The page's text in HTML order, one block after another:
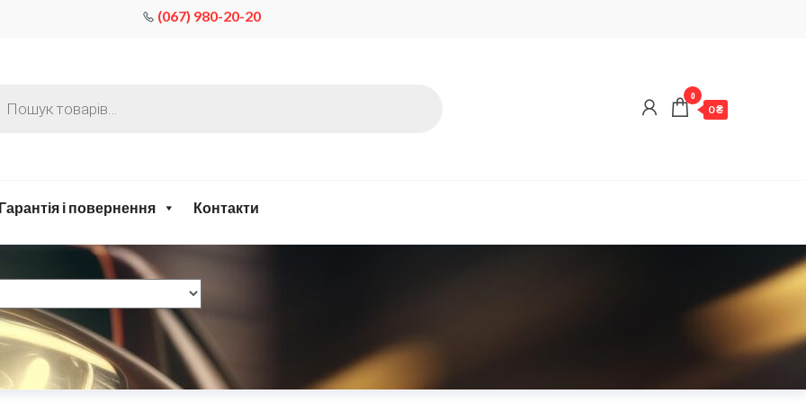
(067) 980-20-20
0
0 ₴
Гарантія і повернення Контакти